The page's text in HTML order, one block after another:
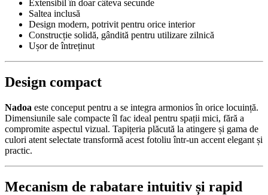
Extensibil în doar câteva secunde
Saltea inclusă
Design modern, potrivit pentru orice interior
Construcție solidă, gândită pentru utilizare zilnică
Ușor de întreținut
Design compact
Nadoa este conceput pentru a se integra armonios în orice locuință.
Dimensiunile sale compacte îl fac ideal pentru spații mici, fără a
compromite aspectul vizual. Tapițeria plăcută la atingere și gama de
culori atent selectate transformă acest fotoliu într-un accent elegant și
practic.
Mecanism de rabatare intuitiv și rapid